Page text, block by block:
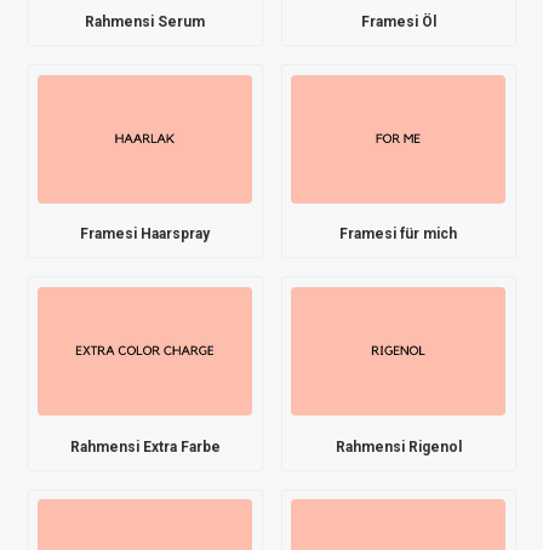
Rahmensi Serum Framesi Öl
Framesi Haarspray Framesi für mich
Rahmensi Extra Farbe Rahmensi Rigenol